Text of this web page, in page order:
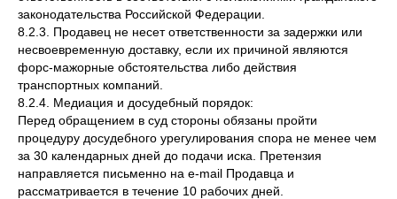
законодательства Российской Федерации.
8.2.3. Продавец не несет ответственности за задержки или
несвоевременную доставку, если их причиной являются
форс-мажорные обстоятельства либо действия
транспортных компаний.
8.2.4. Медиация и досудебный порядок:
Перед обращением в суд стороны обязаны пройти
процедуру досудебного урегулирования спора не менее чем
за 30 календарных дней до подачи иска. Претензия
направляется письменно на e-mail Продавца и
рассматривается в течение 10 рабочих дней.